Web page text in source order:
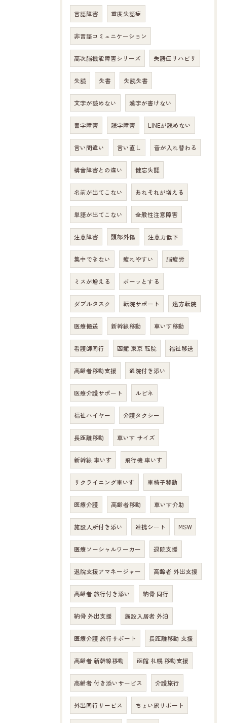
言語障害 重度失語症
非言語コミュニケーション
高次脳機能障害シリーズ 失語症リハビリ
失読 失書 失読失書
文字が読めない 漢字が書けない
書字障害 読字障害 LINEが読めない
言い間違い 言い直し 音が入れ替わる
構音障害との違い 健忘失認
名前が出てこない あれそれが増える
単語が出てこない 全般性注意障害
注意障害 頭部外傷 注意力低下
集中できない 疲れやすい 脳疲労
ミスが増える ボーッとする
ダブルタスク 転院サポート 遠方転院
医療搬送 新幹線移動 車いす移動
看護師同行 函館 東京 転院 福祉移送
高齢者移動支援 通院付き添い
医療介護サポート ルピネ
福祉ハイヤー 介護タクシー
長距離移動 車いす サイズ
新幹線 車いす 飛行機 車いす
リクライニング車いす 車椅子移動
医療介護 高齢者移動 車いす介助
施設入所付き添い 連携シート MSW
医療ソーシャルワーカー 退院支援
退院支援アマネージャー 高齢者 外出支援
高齢者 旅行付き添い 納骨 同行
納骨 外出支援 施設入居者 外泊
医療介護 旅行サポート 長距離移動 支援
高齢者 新幹線移動 函館 札幌 移動支援
高齢者 付き添いサービス 介護旅行
外出同行サービス ちょい旅サポート